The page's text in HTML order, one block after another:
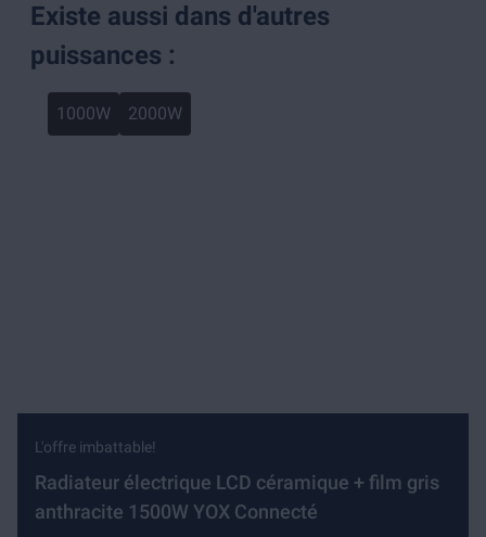
Existe aussi dans d'autres
puissances :
1000W 2000W
L'offre imbattable!
Radiateur électrique LCD céramique + film gris
anthracite 1500W YOX Connecté